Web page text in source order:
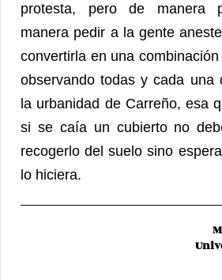
protesta, pero de manera
manera pedir a la gente
convertirla en una
observando todas y cada una
la urbanidad de Carreño, esa
si se caía un cubierto no
recogerlo del suelo sino
lo hiciera.